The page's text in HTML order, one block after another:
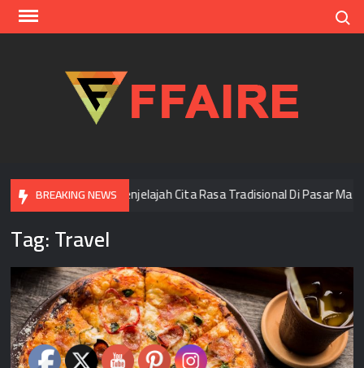
Skip
BREAKING NEWS
Bangkok Menjelajah Cita Rasa Tradisional Di Pasar
Tag:Travel